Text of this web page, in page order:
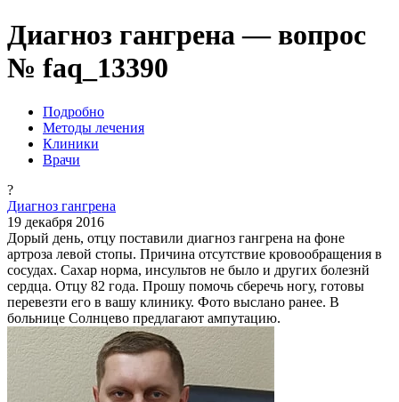
Диагноз гангрена — вопрос
№ faq_13390
Подробно
Методы лечения
Клиники
Врачи
?
Диагноз гангрена
19 декабря 2016
Дорый день, отцу поставили диагноз гангрена на фоне
артроза левой стопы. Причина отсутствие кровообращения в
сосудах. Сахар норма, инсультов не было и других болезнй
сердца. Отцу 82 года. Прошу помочь сберечь ногу, готовы
перевезти его в вашу клинику. Фото выслано ранее. В
больнице Солнцево предлагают ампутацию.